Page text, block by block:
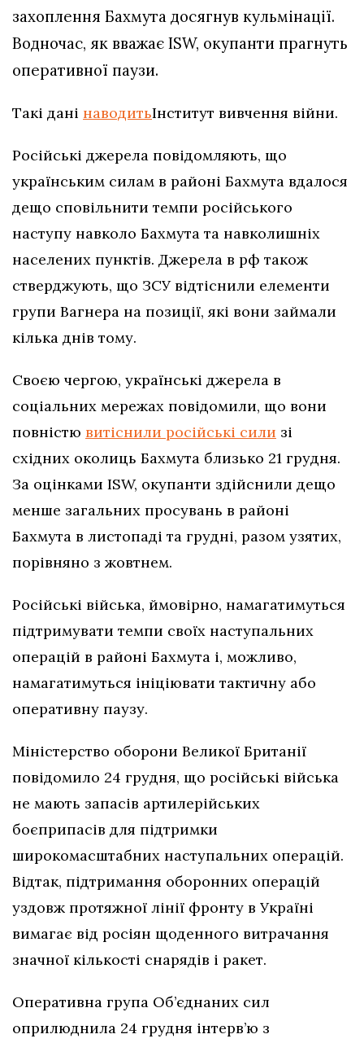
захоплення Бахмута досягнув кульмінації.
Водночас, як вважає ISW, окупанти прагнуть
оперативної паузи.
Такі дані наводитьІнститут вивчення війни.
Російські джерела повідомляють, що
українським силам в районі Бахмута вдалося
дещо сповільнити темпи російського
наступу навколо Бахмута та навколишніх
населених пунктів. Джерела в рф також
стверджують, що ЗСУ відтіснили елементи
групи Вагнера на позиції, які вони займали
кілька днів тому.
Своєю чергою, українські джерела в
соціальних мережах повідомили, що вони
повністю витіснили російські сили зі
східних околиць Бахмута близько 21 грудня.
За оцінками ISW, окупанти здійснили дещо
менше загальних просувань в районі
Бахмута в листопаді та грудні, разом узятих,
порівняно з жовтнем.
Російські війська, ймовірно, намагатимуться
підтримувати темпи своїх наступальних
операцій в районі Бахмута і, можливо,
намагатимуться ініціювати тактичну або
оперативну паузу.
Міністерство оборони Великої Британії
повідомило 24 грудня, що російські війська
не мають запасів артилерійських
боєприпасів для підтримки
широкомасштабних наступальних операцій.
Відтак, підтримання оборонних операцій
уздовж протяжної лінії фронту в Україні
вимагає від росіян щоденного витрачання
значної кількості снарядів і ракет.
Оперативна група Об’єднаних сил
оприлюднила 24 грудня інтерв’ю з